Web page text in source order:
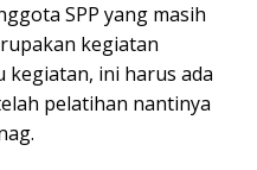
SPP yang masih
kegiatan
kegiatan, ini harus ada
pelatihan nantinya